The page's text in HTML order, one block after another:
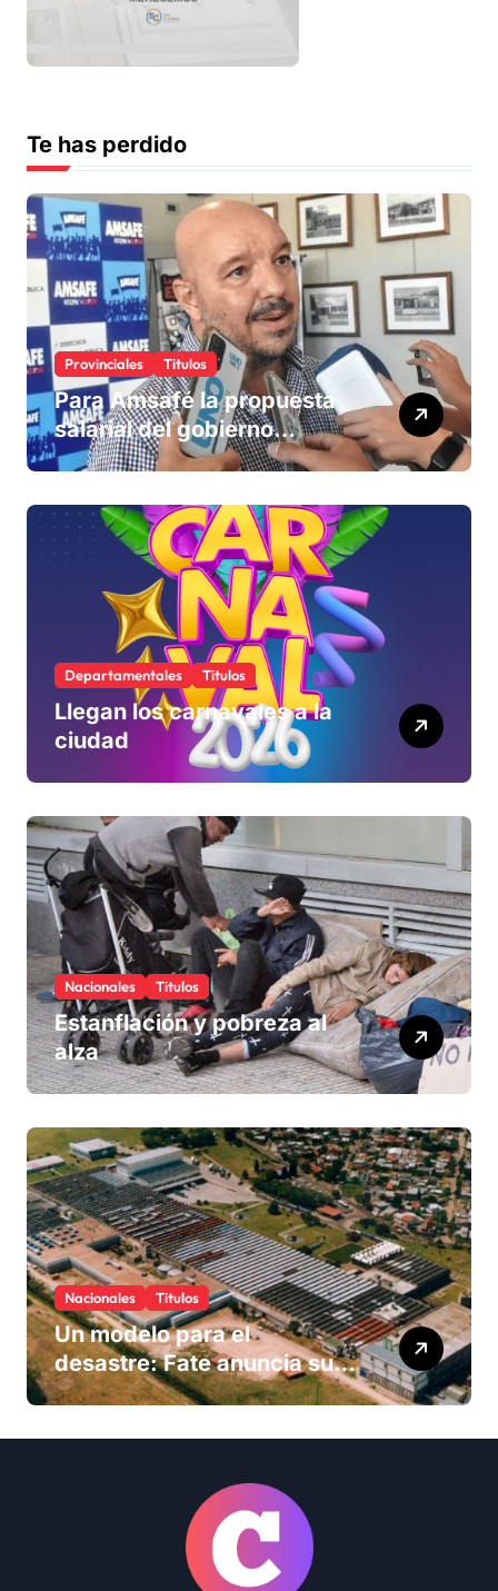
Te has perdido
Provinciales Titulos
Para Amsafé la propuesta
salarial del gobierno
«queda corta» y el viernes
rechaza
Departamentales Titulos
Llegan los carnavales a la
ciudad
Nacionales Titulos
Estanflación y pobreza al
alza
Nacionales Titulos
Un modelo para el
desastre: Fate anuncia su
cierre definitivo y despide a